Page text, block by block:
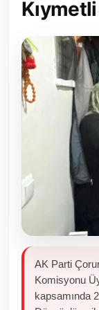
Toplum ve
Sivil Toplum
Kamu
Resmi Reklamlar
AK Parti
Komisyonu
kapsamında